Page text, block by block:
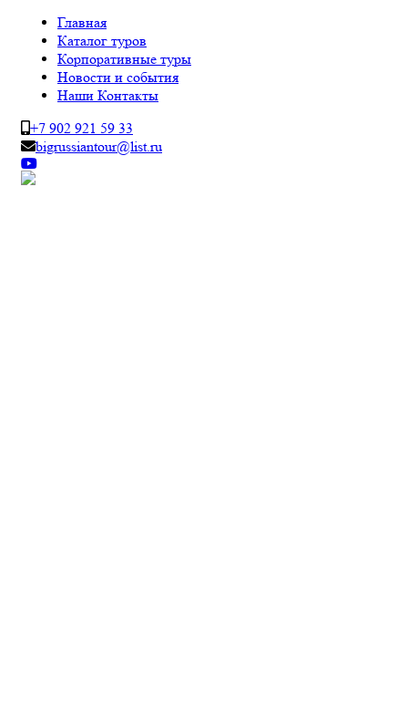
Главная
Каталог туров
Корпоративные туры
Новости и события
Наши Контакты
+7 902 921 59 33
bigrussiantour@list.ru